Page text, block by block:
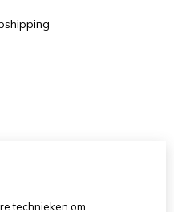
technieken om